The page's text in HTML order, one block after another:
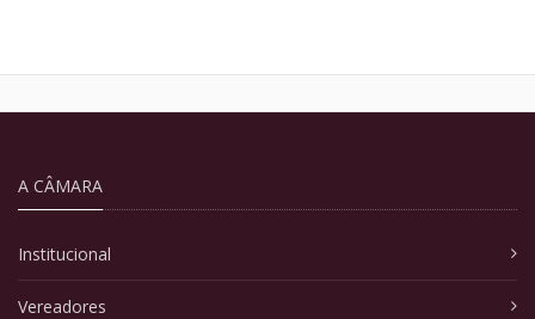
A CÂMARA
Institucional
Vereadores